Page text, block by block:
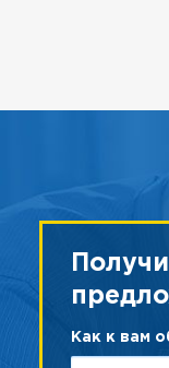
Как к вам